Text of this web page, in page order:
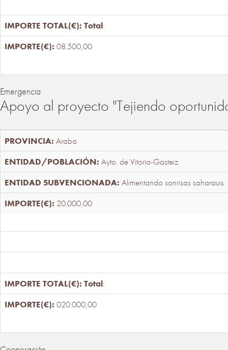
Total:
08.500,00
Emergencia
Apoyo al proyecto "Tejiendo
Araba
Ayto. de Vitoria-Gasteiz
Alimentando sonrisas saharauis
20.000,00
Total:
020.000,00